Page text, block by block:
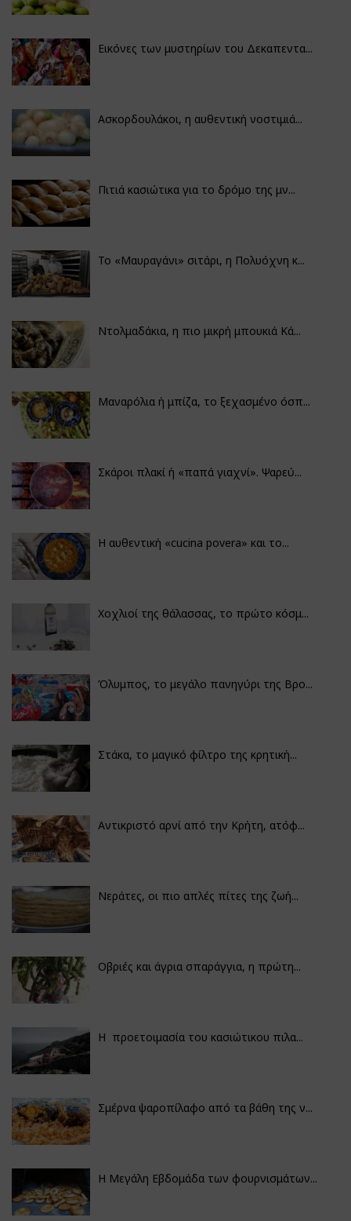
Εικόνες των μυστηρίων του Δεκαπεντα...
Ασκορδουλάκοι, η αυθεντική νοστιμιά...
Πιτιά κασιώτικα για το δρόμο της μν...
Το «Μαυραγάνι» σιτάρι, η Πολυόχνη κ...
Ντολμαδάκια, η πιο μικρή μπουκιά Κά...
Μαναρόλια ή μπίζα, το ξεχασμένο όσπ...
Σκάροι πλακί ή «παπά γιαχνί». Ψαρεύ...
Η αυθεντική «cucina povera» και το...
Χοχλιοί της θάλασσας, το πρώτο κόσμ...
Όλυμπος, το μεγάλο πανηγύρι της Βρο...
Στάκα, το μαγικό φίλτρο της κρητική...
Αντικριστό αρνί από την Κρήτη, ατόφ...
Νεράτες, οι πιο απλές πίτες της ζωή...
Οβριές και άγρια σπαράγγια, η πρώτη...
Η προετοιμασία του κασιώτικου πιλα...
Σμέρνα ψαροπίλαφο από τα βάθη της ν...
Η Μεγάλη Εβδομάδα των φουρνισμάτων...